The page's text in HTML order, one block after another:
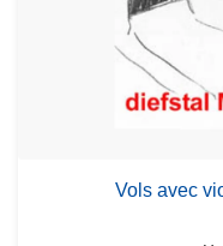
Vols avec